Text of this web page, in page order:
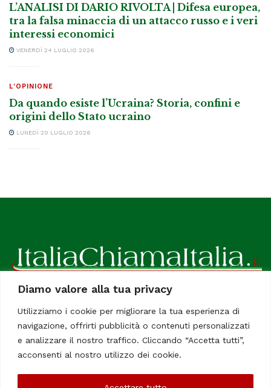
Diamo valore alla tua privacy
Utilizziamo i cookie per migliorare la tua esperienza di
navigazione, offrirti pubblicità o contenuti personalizzati
e analizzare il nostro traffico. Cliccando “Accetta tutti”,
acconsenti al nostro utilizzo dei cookie.
L’ANALISI DI DARIO RIVOLTA | Difesa europea,
tra la falsa minaccia di un attacco russo e i veri
interessi economici
VENERDÌ 24 LUGLIO 2026
L'OPINIONE
Da quando esiste l’Ucraina? Storia, confini e
origini dello Stato ucraino
LUNEDÌ 20 LUGLIO 2026
ItaliaChiamaItalia, il TUO quotidiano online preferito.
Dedicato in particolare a tutti gli italiani residenti all'estero.
Tutti i diritti sono riservati. Quotidiano online indipendente